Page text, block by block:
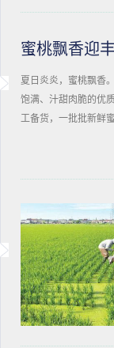
蜜桃飘香迎
夏日炎炎，蜜桃飘香
饱满、汁甜肉脆的优
工备货，一批批新鲜